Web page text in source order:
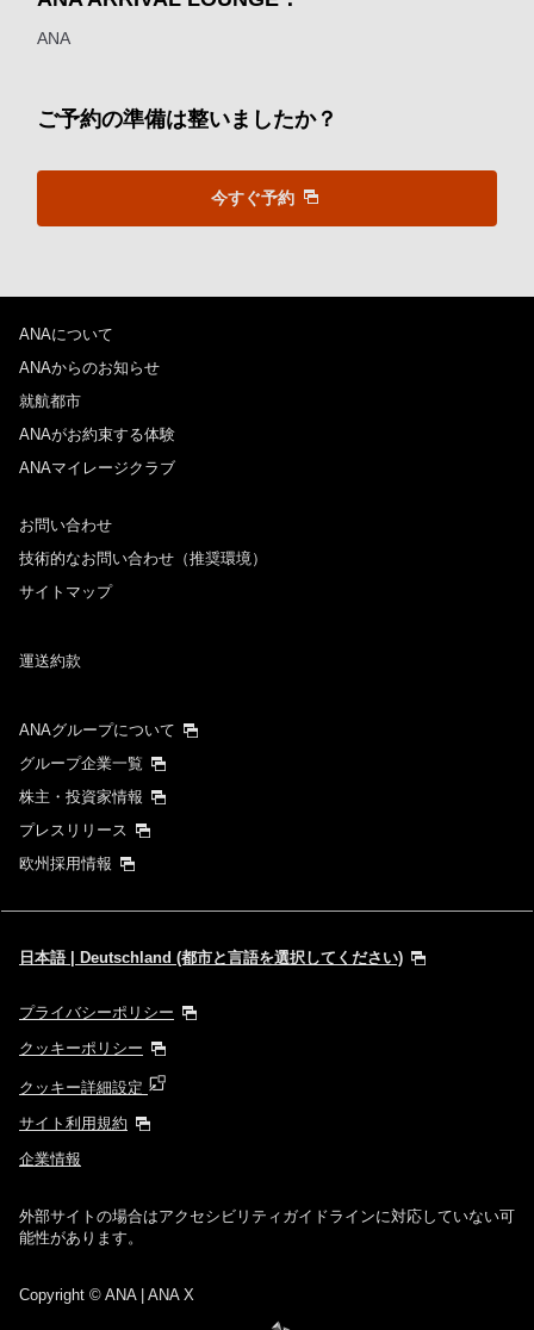
ANA
ご予約の準備は整いましたか？
今すぐ予約
ANAについて
ANAからのお知らせ
就航都市
ANAがお約束する体験
ANAマイレージクラブ
お問い合わせ
技術的なお問い合わせ（推奨環境）
サイトマップ
運送約款
ANAグループについて
グループ企業一覧
株主・投資家情報
プレスリリース
欧州採用情報
日本語 | Deutschland (都市と言語を選択してください)
プライバシーポリシー
クッキーポリシー
クッキー詳細設定
サイト利用規約
企業情報
外部サイトの場合はアクセシビリティガイドラインに対応していない可
能性があります。
Copyright © ANA | ANA X